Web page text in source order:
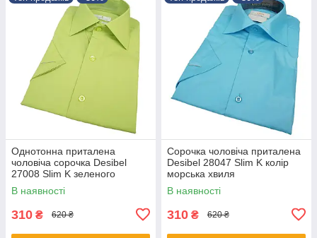
Однотонна приталена
чоловіча сорочка Desibel
27008 Slim K зеленого
кольору короткий рукав
В наявності
310 ₴ 620 ₴
Сорочка чоловіча приталена
Desibel 28047 Slim K колір
морська хвиля
В наявності
310 ₴ 620 ₴